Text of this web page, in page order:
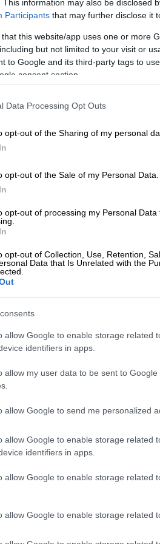
This information may also be disclosed
Participants that may further disclose it
that this website/app uses one or more
but not limited to your visit or
to Google and its third-party tags to
consent section.
Data Processing Opt Outs
opt-out of the Sharing of my personal
opt-out of the Sale of my Personal Data.
opt-out of processing my Personal Data
opt-out of Collection, Use, Retention,
Data that Is Unrelated with the
allow Google to enable storage related
identifiers in apps.
allow my user data to be sent to
allow Google to send me personalized
allow Google to enable storage related
identifiers in apps.
allow Google to enable storage related
allow Google to enable storage related
Ελλάδας -
Μακεδονίας
αγωγό Ελλάδας -
εξέλιξη, ξεκινά από τη
στην περιοχή της
να ολοκληρωθεί εντός
των διασυνοριακών
σταθμούς συμπίεσης
μείγμα
προς τη Δυτική
για υδρογόνο και
του 2026.
χώρας όσο και τη